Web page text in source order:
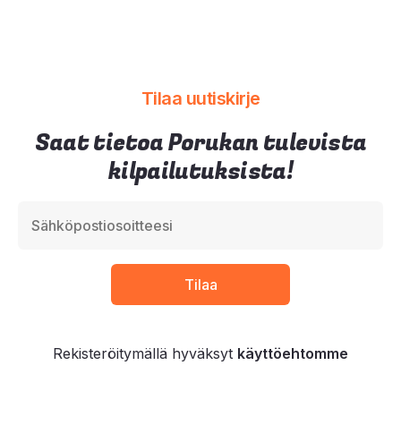
Tilaa uutiskirje
Saat tietoa Porukan tulevista
kilpailutuksista!
Rekisteröitymällä hyväksyt käyttöehtomme